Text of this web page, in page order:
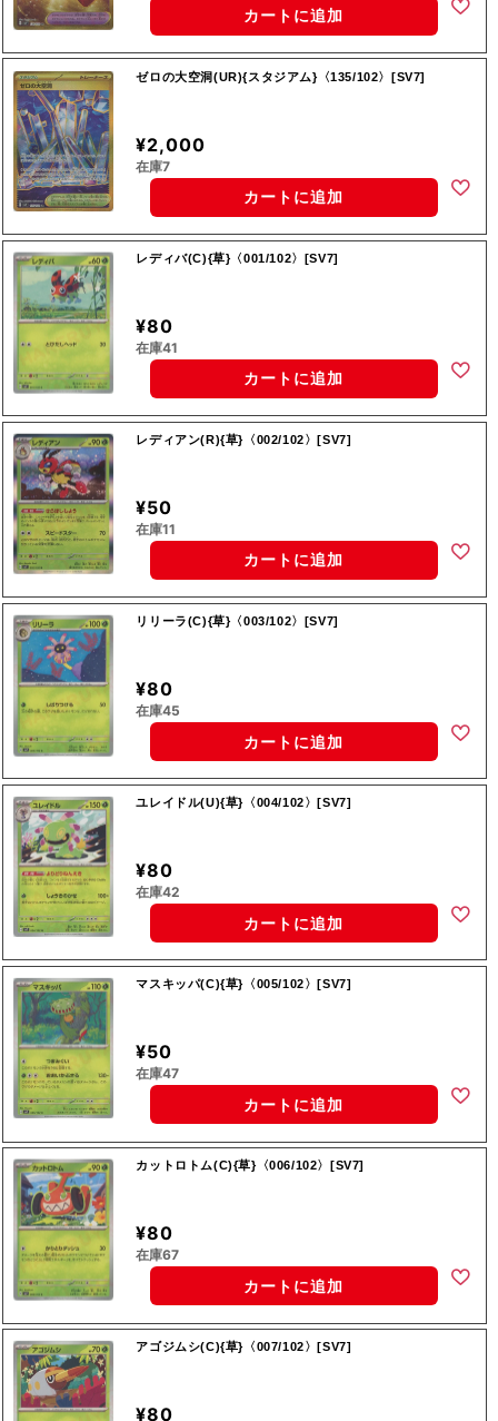
カートに追加
ゼロの大空洞(UR){スタジアム}〈135/102〉[SV7]
¥2,000
在庫7
カートに追加
レディバ(C){草}〈001/102〉[SV7]
¥80
在庫41
カートに追加
レディアン(R){草}〈002/102〉[SV7]
¥50
在庫11
カートに追加
リリーラ(C){草}〈003/102〉[SV7]
¥80
在庫45
カートに追加
ユレイドル(U){草}〈004/102〉[SV7]
¥80
在庫42
カートに追加
マスキッパ(C){草}〈005/102〉[SV7]
¥50
在庫47
カートに追加
カットロトム(C){草}〈006/102〉[SV7]
¥80
在庫67
カートに追加
アゴジムシ(C){草}〈007/102〉[SV7]
¥80